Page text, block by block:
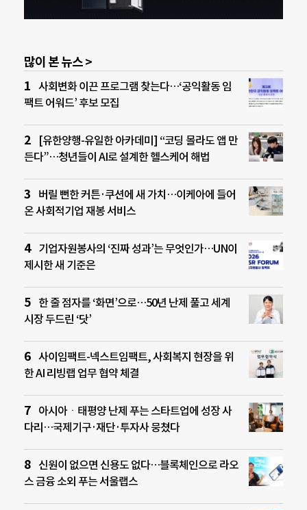
많이 본 뉴스 >
사회변화 이끈 프로그램 찾는다…‘공익활동 임
팩트 어워드’ 후보 모집
[유한양행-유일한 아카데미] “코딩 몰라도 앱 만
든다”…청년들이 AI로 설계한 헬스케어 해법
버릴 뻔한 커튼·쿠션에 새 가치…이케아에 들어
온 사회적기업 재봉 서비스
기업자원봉사의 ‘진짜 성과’는 무엇인가…UN이
제시한 새 기준은
한 줄 점자를 ‘화면’으로…50년 난제 풀고 세계
시장 두드린 ‘닷’
사이임팩트-넥스트임팩트, 사회복지 현장을 위
한 AI 리빙랩 업무 협약 체결
아시아ㆍ태평양 난제 푸는 스타트업에 성장 사
다리…국제기구·재단·투자사 뭉쳤다
신원이 없으면 신용도 없다…블록체인으로 라오
스 금융 소외 푸는 서울랩스